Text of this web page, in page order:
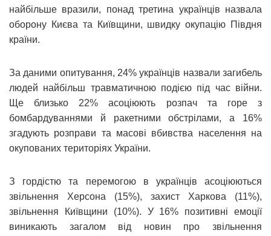
найбільше вразили, понад третина українців назвала
оборону Києва та Київщини, швидку окупацію Півдня
країни.
За даними опитування, 24% українців назвали загибель
людей найбільш травматичною подією під час війни.
Ще близько 22% асоціюють розпач та горе з
бомбардуваннями й ракетними обстрілами, а 16%
згадують розправи та масові вбивства населення на
окупованих територіях України.
З гордістю та перемогою в українців асоціюються
звільнення Херсона (15%), захист Харкова (11%),
звільнення Київщини (10%). У 16% позитивні емоції
виникають загалом від новин про звільнення